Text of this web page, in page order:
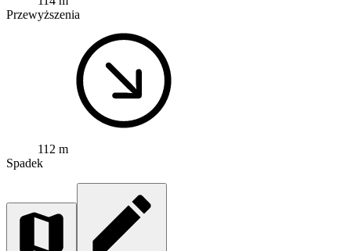
Przewyższenia
112 m
Spadek